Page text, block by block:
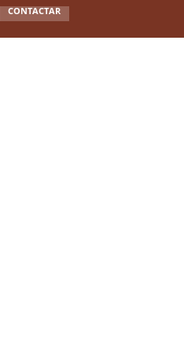
CONTACTAR